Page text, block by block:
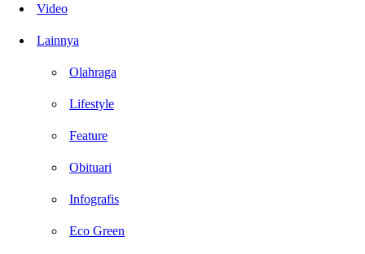
Video
Lainnya
Olahraga
Lifestyle
Feature
Obituari
Infografis
Eco Green